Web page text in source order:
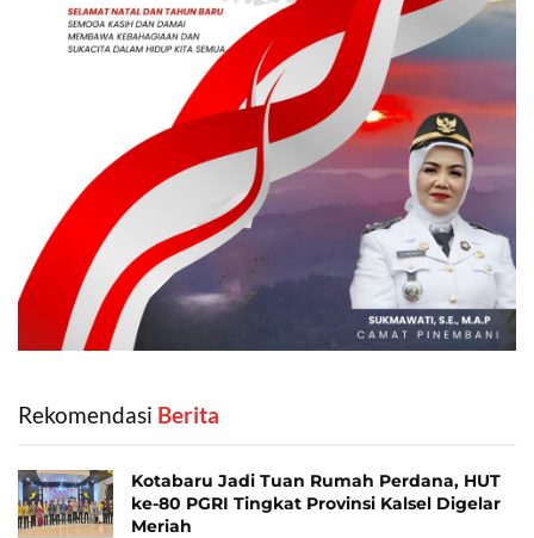
Rekomendasi ‎ Berita
Kotabaru Jadi Tuan Rumah Perdana, HUT
ke-80 PGRI Tingkat Provinsi Kalsel Digelar
Meriah